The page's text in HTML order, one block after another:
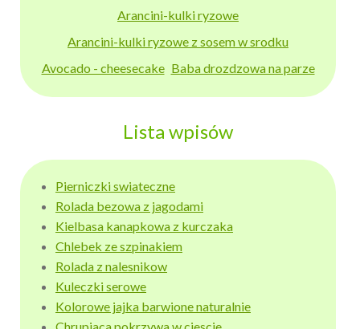
Arancini-kulki ryzowe
Arancini-kulki ryzowe z sosem w srodku
Avocado - cheesecake Baba drozdzowa na parze
Lista wpisów
Pierniczki swiateczne
Rolada bezowa z jagodami
Kielbasa kanapkowa z kurczaka
Chlebek ze szpinakiem
Rolada z nalesnikow
Kuleczki serowe
Kolorowe jajka barwione naturalnie